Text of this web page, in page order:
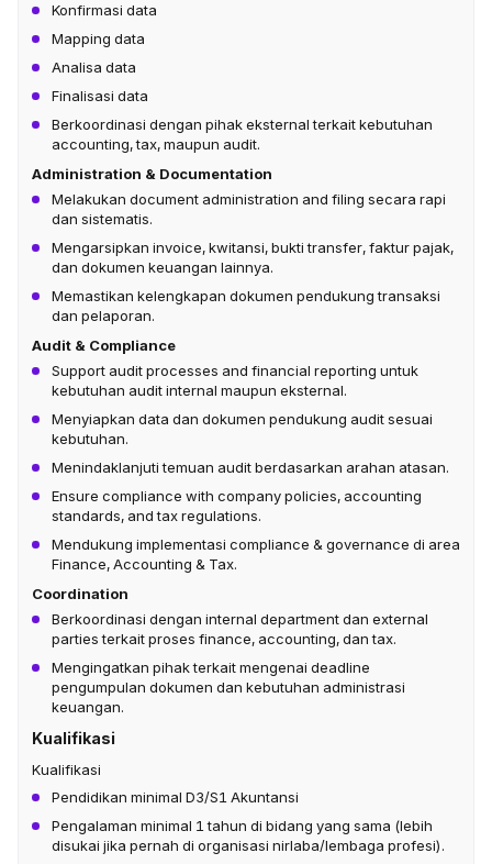
Konfirmasi data
Mapping data
Analisa data
Finalisasi data
Berkoordinasi dengan pihak eksternal terkait kebutuhan
accounting, tax, maupun audit.
Administration & Documentation
Melakukan document administration and filing secara rapi
dan sistematis.
Mengarsipkan invoice, kwitansi, bukti transfer, faktur pajak,
dan dokumen keuangan lainnya.
Memastikan kelengkapan dokumen pendukung transaksi
dan pelaporan.
Audit & Compliance
Support audit processes and financial reporting untuk
kebutuhan audit internal maupun eksternal.
Menyiapkan data dan dokumen pendukung audit sesuai
kebutuhan.
Menindaklanjuti temuan audit berdasarkan arahan atasan.
Ensure compliance with company policies, accounting
standards, and tax regulations.
Mendukung implementasi compliance & governance di area
Finance, Accounting & Tax.
Coordination
Berkoordinasi dengan internal department dan external
parties terkait proses finance, accounting, dan tax.
Mengingatkan pihak terkait mengenai deadline
pengumpulan dokumen dan kebutuhan administrasi
keuangan.
Kualifikasi
Kualifikasi
Pendidikan minimal D3/S1 Akuntansi
Pengalaman minimal 1 tahun di bidang yang sama (lebih
disukai jika pernah di organisasi nirlaba/lembaga profesi).